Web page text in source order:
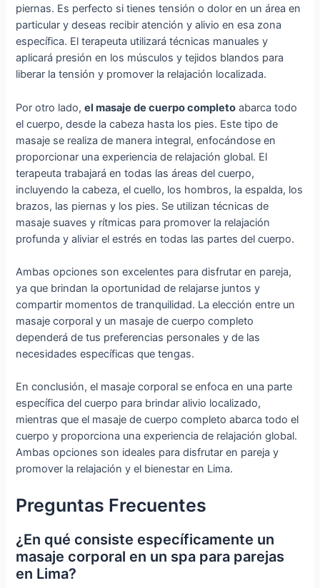
piernas. Es perfecto si tienes tensión o dolor en un área en
particular y deseas recibir atención y alivio en esa zona
específica. El terapeuta utilizará técnicas manuales y
aplicará presión en los músculos y tejidos blandos para
liberar la tensión y promover la relajación localizada.
Por otro lado,el masaje de cuerpo completo abarca todo
el cuerpo, desde la cabeza hasta los pies. Este tipo de
masaje se realiza de manera integral, enfocándose en
proporcionar una experiencia de relajación global. El
terapeuta trabajará en todas las áreas del cuerpo,
incluyendo la cabeza, el cuello, los hombros, la espalda, los
brazos, las piernas y los pies. Se utilizan técnicas de
masaje suaves y rítmicas para promover la relajación
profunda y aliviar el estrés en todas las partes del cuerpo.
Ambas opciones son excelentes para disfrutar en pareja,
ya que brindan la oportunidad de relajarse juntos y
compartir momentos de tranquilidad. La elección entre un
masaje corporal y un masaje de cuerpo completo
dependerá de tus preferencias personales y de las
necesidades específicas que tengas.
En conclusión, el masaje corporal se enfoca en una parte
específica del cuerpo para brindar alivio localizado,
mientras que el masaje de cuerpo completo abarca todo el
cuerpo y proporciona una experiencia de relajación global.
Ambas opciones son ideales para disfrutar en pareja y
promover la relajación y el bienestar en Lima.
Preguntas Frecuentes
¿En qué consiste específicamente un
masaje corporal en un spa para parejas
en Lima?